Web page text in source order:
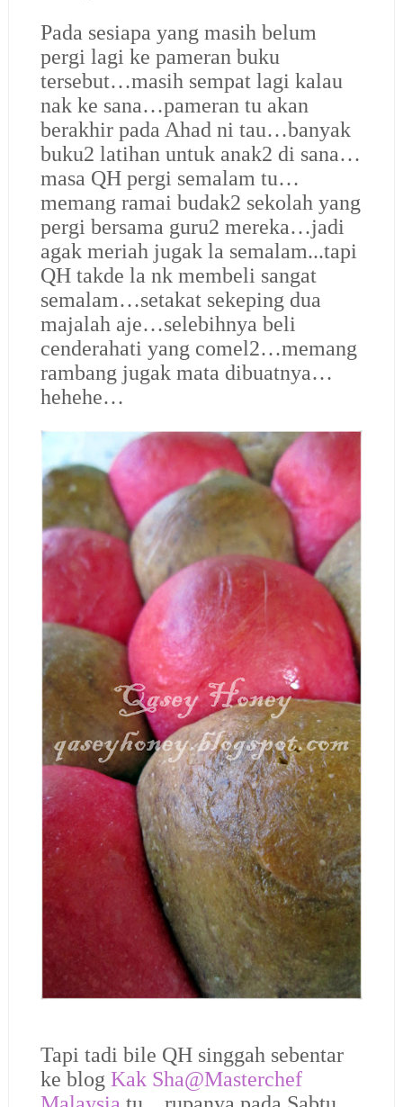
Pada sesiapa yang masih belum
pergi lagi ke pameran buku
tersebut…masih sempat lagi kalau
nak ke sana…pameran tu akan
berakhir pada Ahad ni tau…banyak
buku2 latihan untuk anak2 di sana…
masa QH pergi semalam tu…
memang ramai budak2 sekolah yang
pergi bersama guru2 mereka…jadi
agak meriah jugak la semalam...tapi
QH takde la nk membeli sangat
semalam…setakat sekeping dua
majalah aje…selebihnya beli
cenderahati yang comel2…memang
rambang jugak mata dibuatnya…
hehehe…
Tapi tadi bile QH singgah sebentar
ke blog Kak Sha@Masterchef